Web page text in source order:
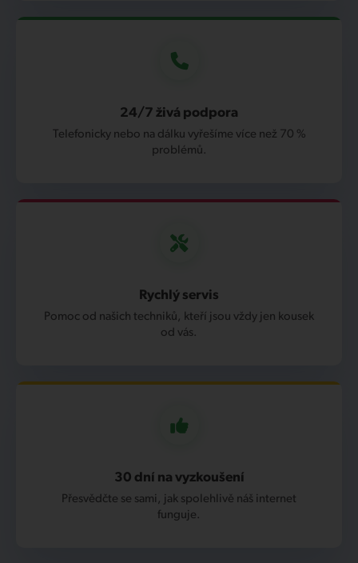
24/7 živá podpora
Telefonicky nebo na dálku vyřešíme více než 70 %
problémů.
Rychlý servis
Pomoc od našich techniků, kteří jsou vždy jen kousek
od vás.
30 dní na vyzkoušení
Přesvědčte se sami, jak spolehlivě náš internet
funguje.